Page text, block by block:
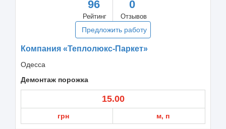
96
Рейтинг
0
Отзывов
Предложить работу
Компания «Теплолюкс-Паркет»
Одесса
Демонтаж порожка
15.00
грн м, п